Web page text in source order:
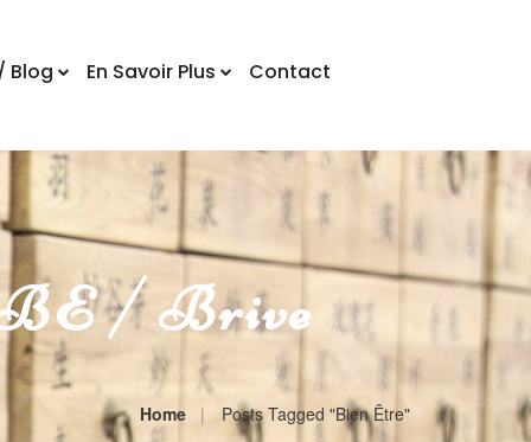
Blog En Savoir Plus Contact
/ Brive
Home Posts Tagged "bien Être"